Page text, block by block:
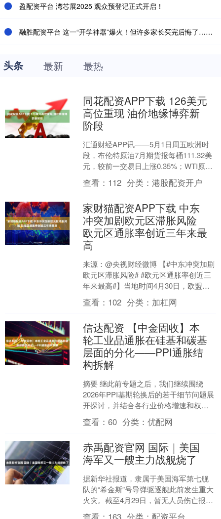
盈配资平台 湾芯展2025 观众预登记正式开启！
融胜配资平台 这一“开学神器”爆火！但许多家长买完后悔了……
头条 最新 最热
同花配资APP下载 126美元
高位重现 油价地缘博弈新
阶段
汇通财经APP讯——5月1日周五欧洲时
段，布伦特原油7月期货报每桶111.32美
元，较前一交易日上涨0.35%；WTI原油
期货报105.44美元，上涨0.3%。....
查看： 112 分类：港股配资开户
家财猫配资APP下载 中东
冲突加剧欧元区滞胀风险
欧元区通胀率创近三年来最
高
来源：@央视财经微博 【#中东冲突加剧
欧元区滞胀风险# #欧元区通胀率创近三
年来最高#】当地时间4月30日，欧盟统
计局公布的最新数据显示，欧元区经济
增长乏力、通....
查看： 102 分类： 加杠网
信达配资 【中金固收】本
轮工业品通胀在硅基和碳基
层面的分化——PPI通胀结
构拆解
摘要 继此前专题之后，我们继续围绕
2026年PPI基期轮换后的若干细节问题展
开探讨，并结合各行业价格增速和权
重，从不同角度对整体PPI同、环比增速
进行拆解，以试....
查看：60 分类：优配网
赤禹配资官网 国际｜美国
海军又一艘主力战舰烧了
据新华社报道，隶属于美国海军第七舰
队的“希金斯”号导弹驱逐舰此前发生重大
火灾。截至4月29日，暂无人员伤亡报
告。数名美国官员表示，大火导致“希金
查看： 163 分类：配资平台